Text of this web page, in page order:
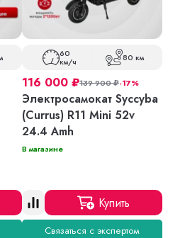
60
км/ч 80 км
116 000 ₽139 900₽-17%
Электросамокат Syccyba
(Currus) R11 Mini 52v
24.4 Amh
В магазине
Купить
Связаться с экспертом